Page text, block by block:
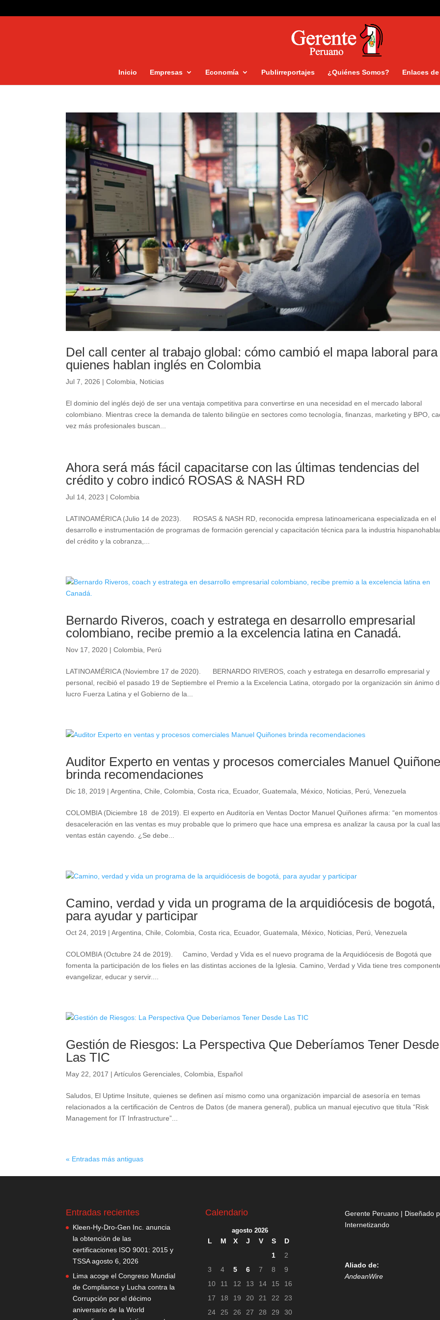
Inicio Empresas Economía Publirreportajes ¿Quiénes Somos? Enlaces
Del call center al trabajo global: cómo cambió el mapa laboral para
quienes hablan inglés en Colombia
Jul 7, 2026 |Colombia Noticias
El dominio del inglés dejó de ser una ventaja competitiva para convertirse en una necesidad en el mercado laboral
colombiano. Mientras crece la demanda de talento bilingüe en sectores como tecnología, finanzas, marketing y BPO,
vez más profesionales buscan...
Ahora será más fácil capacitarse con las últimas tendencias del
crédito y cobro indicó ROSAS & NASH RD
Jul 14, 2023 |Colombia
LATINOAMÉRICA (Julio 14 de 2023). ROSAS & NASH RD, reconocida empresa latinoamericana especializada en el
desarrollo e instrumentación de programas de formación gerencial y capacitación técnica para la industria
del crédito y la cobranza,...
Bernardo Riveros, coach y estratega en desarrollo empresarial
colombiano, recibe premio a la excelencia latina en Canadá.
Nov 17, 2020 |Colombia Perú
LATINOAMÉRICA (Noviembre 17 de 2020). BERNARDO RIVEROS, coach y estratega en desarrollo empresarial y
personal, recibió el pasado 19 de Septiembre el Premio a la Excelencia Latina, otorgado por la organización sin ánimo
lucro Fuerza Latina y el Gobierno de la...
Auditor Experto en ventas y procesos comerciales Manuel
brinda recomendaciones
Dic 18, 2019 |Argentina ,Chile ,Colombia ,Costa rica Ecuador,Guatemala México Noticias Perú ,Venezuela
COLOMBIA (Diciembre 18 de 2019). El experto en Auditoría en Ventas Doctor Manuel Quiñones afirma: “en momentos
desaceleración en las ventas es muy probable que lo primero que hace una empresa es analizar la causa por la cual
ventas están cayendo. ¿Se debe...
Camino, verdad y vida un programa de la arquidiócesis de bogotá,
para ayudar y participar
Oct 24, 2019 |Argentina ,Chile ,Colombia ,Costa rica Ecuador,Guatemala México Noticias Perú ,Venezuela
COLOMBIA (Octubre 24 de 2019). Camino, Verdad y Vida es el nuevo programa de la Arquidiócesis de Bogotá que
fomenta la participación de los fieles en las distintas acciones de la Iglesia. Camino, Verdad y Vida tiene tres
evangelizar, educar y servir....
Gestión de Riesgos: La Perspectiva Que Deberíamos Tener Desde
Las TIC
May 22, 2017 |Artículos Gerenciales ,Colombia Español
Saludos, El Uptime Insitute, quienes se definen así mismo como una organización imparcial de asesoría en temas
relacionados a la certificación de Centros de Datos (de manera general), publica un manual ejecutivo que titula “Risk
Management for IT Infrastructure”...
« Entradas más antiguas
Entradas recientes
Kleen-Hy-Dro-Gen Inc. anuncia
la obtención de las
certificaciones ISO 9001: 2015 y
TSSA agosto 6, 2026
Lima acoge el Congreso Mundial
de Compliance y Lucha contra la
Corrupción por el décimo
aniversario de la World
Calendario
agosto 2026
L M X J V S
D
1
2
3
4 5 6 7 8
9
10
11 12 13 14 15
16
17
18 19 20 21 22
23
24
25 26 27 28 29 30
Gerente Peruano | Diseñado
Internetizando
Aliado de:
AndeanWire